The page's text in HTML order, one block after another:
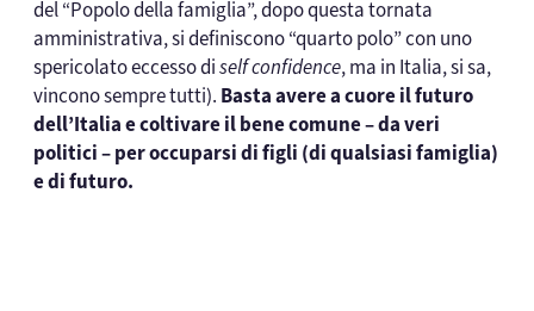
del “Popolo della famiglia”, dopo questa tornata
amministrativa, si definiscono “quarto polo” con uno
spericolato eccesso diself confidence, ma in Italia, si sa,
vincono sempre tutti). Basta avere a cuore il futuro
dell’Italia e coltivare il bene comune – da veri
politici – per occuparsi di figli (di qualsiasi famiglia)
e di futuro.